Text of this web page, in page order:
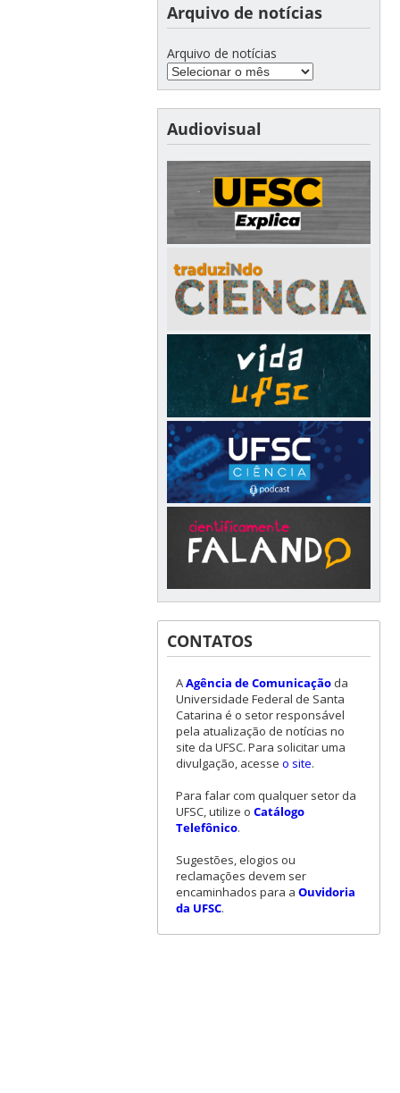
Arquivo de notícias
Arquivo de notícias
Audiovisual
CONTATOS
AAgência de Comunicaçãoda
Universidade Federal de Santa
Catarina é o setor responsável
pela atualização de notícias no
site da UFSC. Para solicitar uma
divulgação, acesse o site.
Para falar com qualquer setor da
UFSC, utilize o Catálogo
Telefônico.
Sugestões, elogios ou
reclamações devem ser
encaminhados para a Ouvidoria
da UFSC.